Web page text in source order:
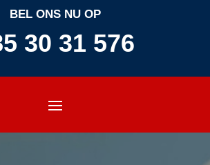
BEL ONS NU OP
30 31 576